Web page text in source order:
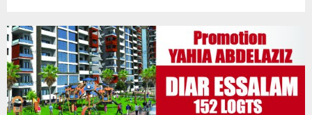
u
r
n
a
l
d